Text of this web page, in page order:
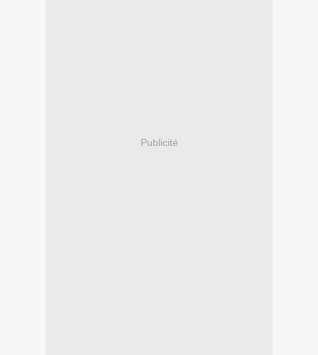
Publicité